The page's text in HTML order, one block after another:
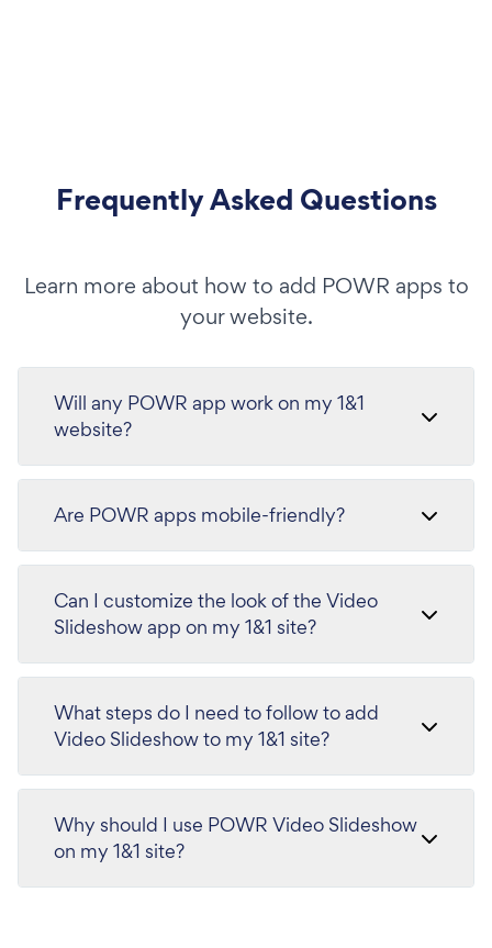
Frequently Asked Questions
Learn more about how to add POWR apps to
your website.
Will any POWR app work on my 1&1
website?
Are POWR apps mobile-friendly?
Can I customize the look of the Video
Slideshow app on my 1&1 site?
What steps do I need to follow to add
Video Slideshow to my 1&1 site?
Why should I use POWR Video Slideshow
on my 1&1 site?